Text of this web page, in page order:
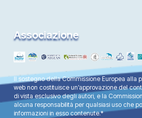
Associazione
Il sostegno della Commissione Europea alla
web non costituisce un’approvazione del
di vista esclusivo degli autori, e la
alcuna responsabilità per qualsiasi uso che
informazioni in esso contenute.*